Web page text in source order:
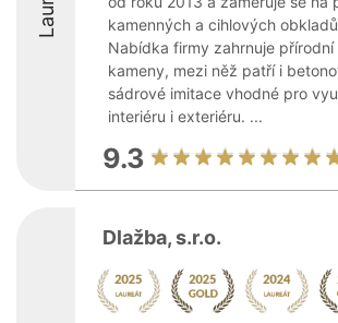
kamenných a cihlových
Nabídka firmy zahrnuje přírodní
kameny, mezi něž patří i
sádrové imitace vhodné pro
interiéru i exteriéru. ...
9.3
Dlažba, s.r.o.